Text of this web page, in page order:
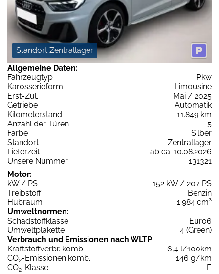
Standort Zentrallager
Allgemeine Daten:
Fahrzeugtyp
Pkw
Karosserieform
Limousine
Erst-Zul.
Mai / 2025
Getriebe
Automatik
Kilometerstand
11.849 km
Anzahl der Türen
5
Farbe
Silber
Standort
Zentrallager
Lieferzeit
ab ca. 10.08.2026
Unsere Nummer
131321
Motor:
kW / PS
152 kW / 207 PS
Treibstoff
Benzin
Hubraum
1.984 cm³
Umweltnormen:
Schadstoffklasse
Euro6
Umweltplakette
4 (Green)
Verbrauch und Emissionen nach WLTP:
Kraftstoffverbr. komb.
6,4 l/100km
CO2-Emissionen komb.
146 g/km
CO2-Klasse
E